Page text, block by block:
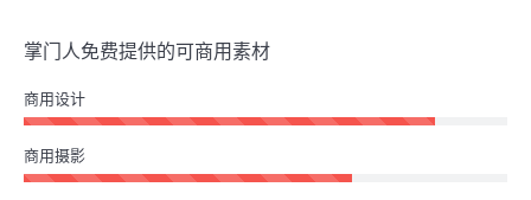
掌门人免费提供的可商用素材
商用设计
商用摄影